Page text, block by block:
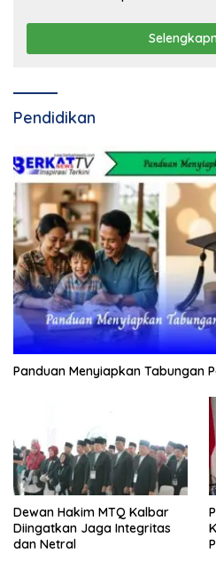
Pendidikan
Panduan Menyiapkan Tabungan
Dewan Hakim MTQ Kalbar
Diingatkan Jaga Integritas
dan Netral